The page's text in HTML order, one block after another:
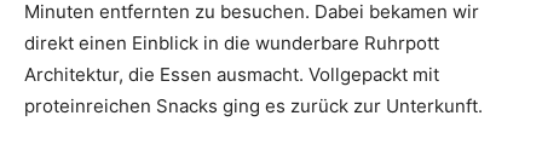
Minuten entfernten zu besuchen. Dabei bekamen wir
direkt einen Einblick in die wunderbare Ruhrpott
Architektur, die Essen ausmacht. Vollgepackt mit
proteinreichen Snacks ging es zurück zur Unterkunft.